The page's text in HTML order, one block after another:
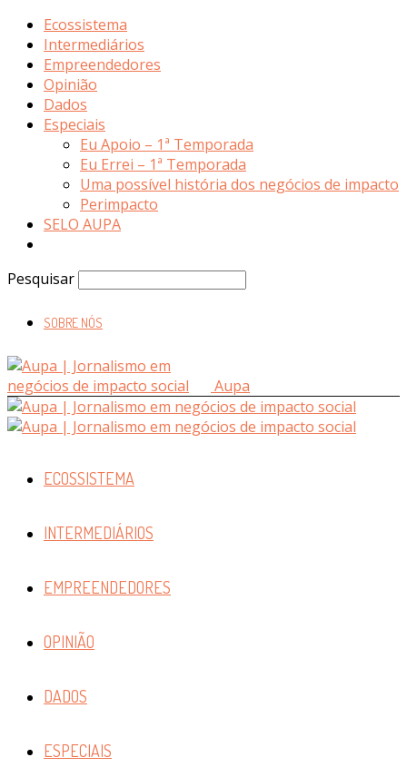
Ecossistema
Intermediários
Empreendedores
Opinião
Dados
Especiais
Eu Apoio – 1ª Temporada
Eu Errei – 1ª Temporada
Uma possível história dos negócios de impacto
Perimpacto
SELO AUPA
Pesquisar
SOBRE NÓS
Aupa
ECOSSISTEMA
INTERMEDIÁRIOS
EMPREENDEDORES
OPINIÃO
DADOS
ESPECIAIS